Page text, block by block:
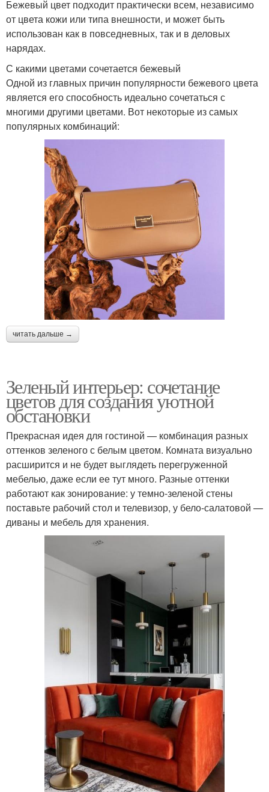
Бежевый цвет подходит практически всем, независимо
от цвета кожи или типа внешности, и может быть
использован как в повседневных, так и в деловых
нарядах.
С какими цветами сочетается бежевый
Одной из главных причин популярности бежевого цвета
является его способность идеально сочетаться с
многими другими цветами. Вот некоторые из самых
популярных комбинаций:
читать дальше →
Зеленый интерьер: сочетание
цветов для создания уютной
обстановки
Прекрасная идея для гостиной — комбинация разных
оттенков зеленого с белым цветом. Комната визуально
расширится и не будет выглядеть перегруженной
мебелью, даже если ее тут много. Разные оттенки
работают как зонирование: у темно-зеленой стены
поставьте рабочий стол и телевизор, у бело-салатовой —
диваны и мебель для хранения.